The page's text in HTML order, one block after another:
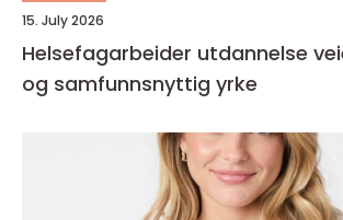
15. July 2026
Helsefagarbeider utdannelse veien til et trygt
og samfunnsnyttig yrke